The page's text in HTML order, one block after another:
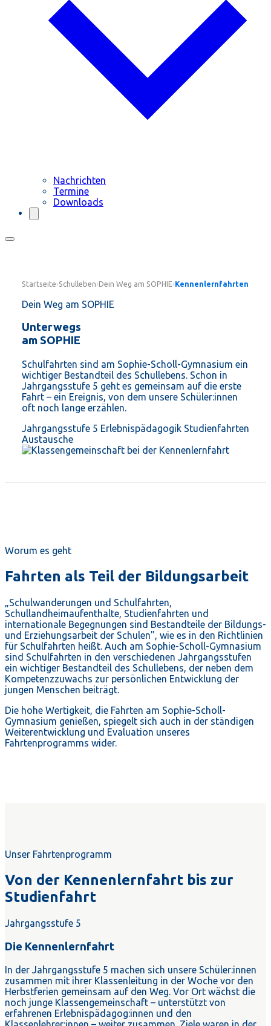
Nachrichten
Termine
Downloads
Startseite›Schulleben›Dein Weg am SOPHIE›Kennenlernfahrten
Dein Weg am SOPHIE
Unterwegs
am SOPHIE
Schulfahrten sind am Sophie-Scholl-Gymnasium ein
wichtiger Bestandteil des Schullebens. Schon in
Jahrgangsstufe 5 geht es gemeinsam auf die erste
Fahrt – ein Ereignis, von dem unsere Schüler:innen
oft noch lange erzählen.
Jahrgangsstufe 5 Erlebnispädagogik Studienfahrten
Austausche
Worum es geht
Fahrten als Teil der Bildungsarbeit
„Schulwanderungen und Schulfahrten,
Schullandheimaufenthalte, Studienfahrten und
internationale Begegnungen sind Bestandteile der Bildungs-
und Erziehungsarbeit der Schulen", wie es in den Richtlinien
für Schulfahrten heißt. Auch am Sophie-Scholl-Gymnasium
sind Schulfahrten in den verschiedenen Jahrgangsstufen
ein wichtiger Bestandteil des Schullebens, der neben dem
Kompetenzzuwachs zur persönlichen Entwicklung der
jungen Menschen beiträgt.
Die hohe Wertigkeit, die Fahrten am Sophie-Scholl-
Gymnasium genießen, spiegelt sich auch in der ständigen
Weiterentwicklung und Evaluation unseres
Fahrtenprogramms wider.
Unser Fahrtenprogramm
Von der Kennenlernfahrt bis zur
Studienfahrt
Jahrgangsstufe 5
Die Kennenlernfahrt
In der Jahrgangsstufe 5 machen sich unsere Schüler:innen
zusammen mit ihrer Klassenleitung in der Woche vor den
Herbstferien gemeinsam auf den Weg. Vor Ort wächst die
noch junge Klassengemeinschaft – unterstützt von
erfahrenen Erlebnispädagog:innen und den